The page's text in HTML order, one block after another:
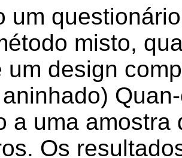
um questionário
misto,
um design
aninhado) Quan
a uma amostra
Os